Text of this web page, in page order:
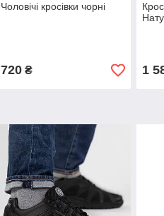
Чоловічі кросівки чорні
720₴ 1